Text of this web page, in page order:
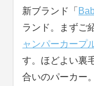
新ブランド「
ランド。まずご
ャンパーカープ
す。ほどよい裏
合いのパーカー